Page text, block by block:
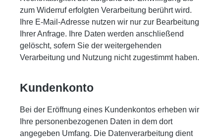
zum Widerruf erfolgten Verarbeitung berührt wird.
Ihre E-Mail-Adresse nutzen wir nur zur Bearbeitung
Ihrer Anfrage. Ihre Daten werden anschließend
gelöscht, sofern Sie der weitergehenden
Verarbeitung und Nutzung nicht zugestimmt haben.
Kundenkonto
Bei der Eröffnung eines Kundenkontos erheben wir
Ihre personenbezogenen Daten in dem dort
angegeben Umfang. Die Datenverarbeitung dient